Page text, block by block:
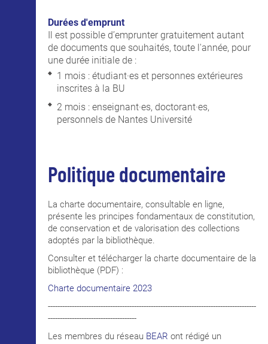
Durées d'emprunt
Il est possible d’emprunter gratuitement autant
de documents que souhaités, toute l'année, pour
une durée initiale de :
1 mois : étudiant·es et personnes extérieures
inscrites à la BU
2 mois : enseignant·es, doctorant·es,
personnels de Nantes Université
Politique documentaire
La charte documentaire, consultable en ligne,
présente les principes fondamentaux de constitution,
de conservation et de valorisation des collections
adoptés par la bibliothèque.
Consulter et télécharger la charte documentaire de la
bibliothèque (PDF) :
Charte documentaire 2023
---------------------------------------------------------------------------------------
-------------------------------------
Les membres du réseau BEAR ont rédigé un